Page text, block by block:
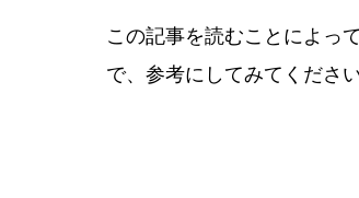
この記事を読むことによっ
で、参考にしてみてください